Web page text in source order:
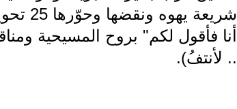
أنا فأقول لكم" بروح المسيحية
.. لأنتفُ).